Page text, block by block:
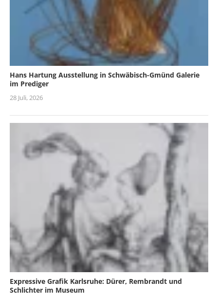
Hans Hartung Ausstellung in Schwäbisch-Gmünd Galerie
im Prediger
28 Juli, 2026
Expressive Grafik Karlsruhe: Dürer, Rembrandt und
Schlichter im Museum